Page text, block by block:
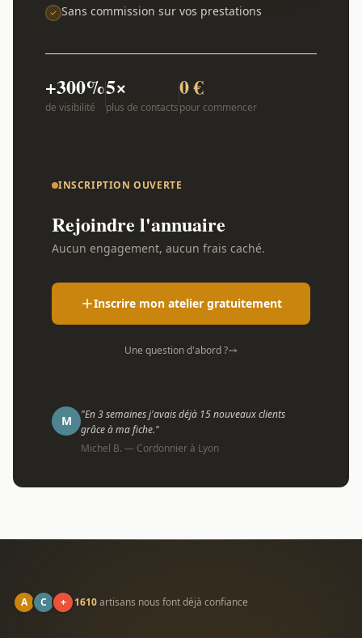
Sans commission sur vos prestations
+300%
de visibilité
5×
plus de contacts
0 €
pour commencer
INSCRIPTION OUVERTE
Rejoindre l'annuaire
Aucun engagement, aucun frais caché.
Inscrire mon atelier gratuitement
Une question d'abord ?
M
"En 3 semaines j'avais déjà 15 nouveaux clients
grâce à ma fiche."
Michel B. — Cordonnier à Lyon
A C + 1610artisans nous font déjà confiance